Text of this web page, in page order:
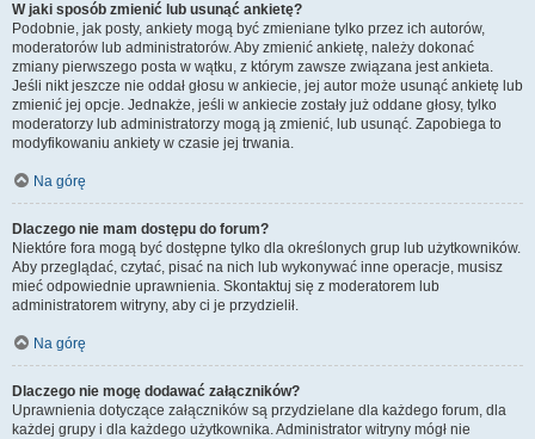
W jaki sposób zmienić lub usunąć ankietę?
Podobnie, jak posty, ankiety mogą być zmieniane tylko przez ich autorów,
moderatorów lub administratorów. Aby zmienić ankietę, należy dokonać
zmiany pierwszego posta w wątku, z którym zawsze związana jest ankieta.
Jeśli nikt jeszcze nie oddał głosu w ankiecie, jej autor może usunąć ankietę lub
zmienić jej opcje. Jednakże, jeśli w ankiecie zostały już oddane głosy, tylko
moderatorzy lub administratorzy mogą ją zmienić, lub usunąć. Zapobiega to
modyfikowaniu ankiety w czasie jej trwania.
Na górę
Dlaczego nie mam dostępu do forum?
Niektóre fora mogą być dostępne tylko dla określonych grup lub użytkowników.
Aby przeglądać, czytać, pisać na nich lub wykonywać inne operacje, musisz
mieć odpowiednie uprawnienia. Skontaktuj się z moderatorem lub
administratorem witryny, aby ci je przydzielił.
Na górę
Dlaczego nie mogę dodawać załączników?
Uprawnienia dotyczące załączników są przydzielane dla każdego forum, dla
każdej grupy i dla każdego użytkownika. Administrator witryny mógł nie